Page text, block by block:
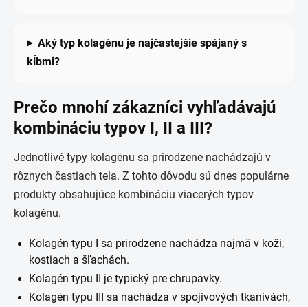
Aký typ kolagénu je najčastejšie spájaný s
kĺbmi?
Prečo mnohí zákazníci vyhľadávajú
kombináciu typov I, II a III?
Jednotlivé typy kolagénu sa prirodzene nachádzajú v
rôznych častiach tela. Z tohto dôvodu sú dnes populárne
produkty obsahujúce kombináciu viacerých typov
kolagénu.
Kolagén typu I sa prirodzene nachádza najmä v koži,
kostiach a šľachách.
Kolagén typu II je typický pre chrupavky.
Kolagén typu III sa nachádza v spojivových tkanivách,